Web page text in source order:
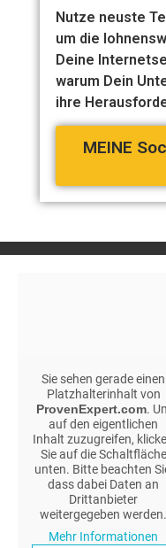
Nutze neuste
um die
Deine
warum Dein
ihre
MEINE
Sie sehen gerade einen
Platzhalterinhalt von
ProvenExpert.com.
auf den eigentlichen
Inhalt zuzugreifen,
Sie auf die Schaltfläche
unten. Bitte beachten
dass dabei Daten an
Drittanbieter
weitergegeben werden.
Mehr Informationen